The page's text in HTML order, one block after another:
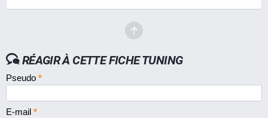
RÉAGIR À CETTE FICHE TUNING
Pseudo *
E-mail *